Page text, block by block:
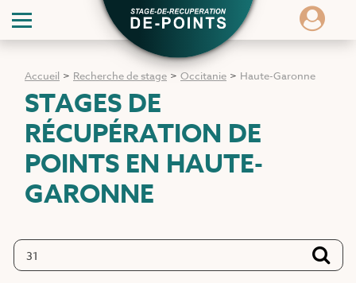
Accueil > Recherche de stage > Occitanie > Haute-Garonne
STAGES DE
RÉCUPÉRATION DE
POINTS EN HAUTE-
GARONNE